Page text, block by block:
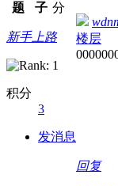
题
子 分
新手上路
积分
3
发消息
楼层
回复